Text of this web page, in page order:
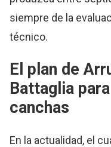
siempre de la
técnico.
El plan de
Battaglia
canchas
En la actualidad, el